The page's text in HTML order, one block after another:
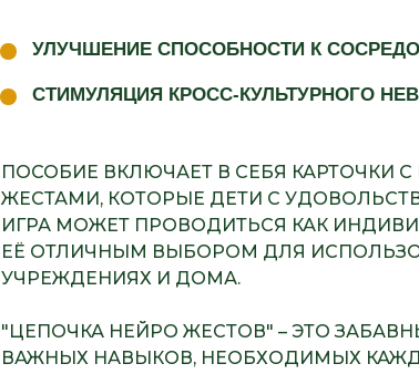
ПОСОБИЕ ВКЛЮЧАЕТ В СЕБЯ КАРТОЧКИ
ЖЕСТАМИ, КОТОРЫЕ ДЕТИ С
ИГРА МОЖЕТ ПРОВОДИТЬСЯ КАК
ЕЁ ОТЛИЧНЫМ ВЫБОРОМ ДЛЯ
УЧРЕЖДЕНИЯХ И ДОМА.
"ЦЕПОЧКА НЕЙРО ЖЕСТОВ" – ЭТО
ВАЖНЫХ НАВЫКОВ, НЕОБХОДИМЫХ
УЛУЧШЕНИЕ СПОСОБНОСТИ К
СТИМУЛЯЦИЯ КРОСС-КУЛЬТУРНОГО